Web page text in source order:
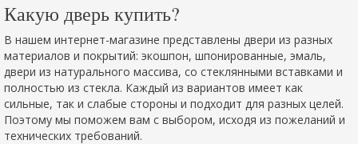
Какую дверь купить?
В нашем интернет-магазине представлены двери из разных
материалов и покрытий: экошпон, шпонированные, эмаль,
двери из натурального массива, со стеклянными вставками и
полностью из стекла. Каждый из вариантов имеет как
сильные, так и слабые стороны и подходит для разных целей.
Поэтому мы поможем вам с выбором, исходя из пожеланий и
технических требований.